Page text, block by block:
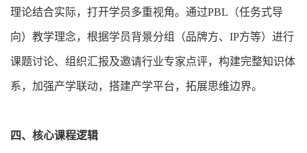
理论结合实际，打开学员多重视角。通过PBL（任务式导
向）教学理念，根据学员背景分组（品牌方、IP方等）进行
课题讨论、组织汇报及邀请行业专家点评，构建完整知识体
系，加强产学联动，搭建产学平台，拓展思维边界。
四、核心课程逻辑